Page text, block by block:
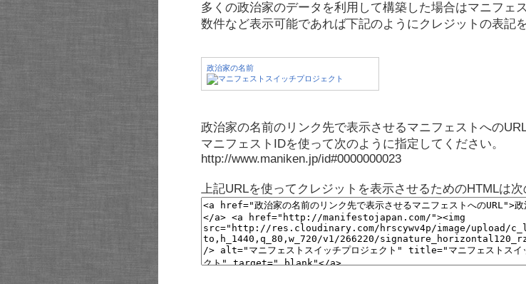
多くの政治家のデータを利用して構築した場合はマニフェ
数件など表示可能であれば下記のようにクレジットの表記
政治家の名前
政治家の名前のリンク先で表示させるマニフェストへのURL
マニフェストIDを使って次のように指定してください。
http://www.maniken.jp/id#0000000023
上記URLを使ってクレジットを表示させるためのHTMLは次